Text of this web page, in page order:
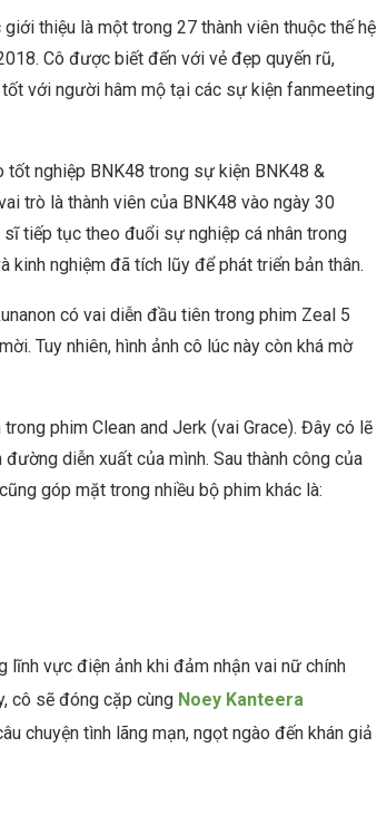
thiệu là một trong 27 thành viên thuộc thế hệ
Cô được biết đến với vẻ đẹp quyến rũ,
với người hâm mộ tại các sự kiện fanmeeting
nghiệp BNK48 trong sự kiện BNK48 &
trò là thành viên của BNK48 vào ngày 30
tiếp tục theo đuổi sự nghiệp cá nhân trong
kinh nghiệm đã tích lũy để phát triển bản thân.
có vai diễn đầu tiên trong phim Zeal 5
Tuy nhiên, hình ảnh cô lúc này còn khá mờ
phim Clean and Jerk (vai Grace). Đây có lẽ
diễn xuất của mình. Sau thành công của
góp mặt trong nhiều bộ phim khác là:
vực điện ảnh khi đảm nhận vai nữ chính
cô sẽ đóng cặp cùng Noey Kanteera
chuyện tình lãng mạn, ngọt ngào đến khán giả